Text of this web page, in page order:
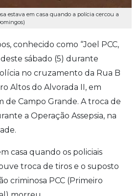
estava em casa quando a polícia cercou a
conhecido como “Joel PCC,
sábado (5) durante
no cruzamento da Rua B
Altos do Alvorada II, em
de Campo Grande. A troca de
a Operação Assepsia, na
casa quando os policiais
troca de tiros e o suposto
criminosa PCC (Primeiro